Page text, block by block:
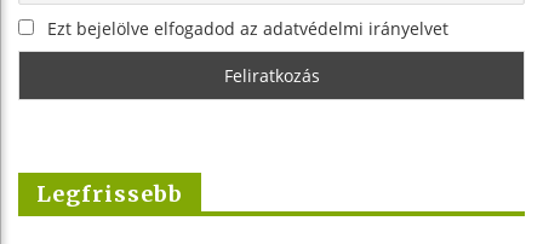
Ezt bejelölve elfogadod az adatvédelmi irányelvet
Legfrissebb